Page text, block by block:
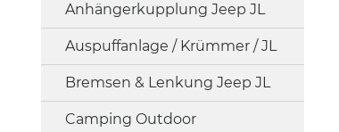
Anhängerkupplung Jeep JL
Auspuffanlage / Krümmer / JL
Bremsen & Lenkung Jeep JL
Camping Outdoor